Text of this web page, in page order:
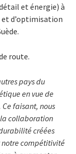
et énergie) à
d’optimisation
route.
pays du
en vue de
faisant, nous
collaboration
créées
compétitivité